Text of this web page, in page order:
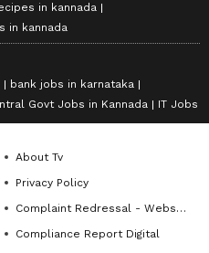
in kannada
in kannada
bank jobs in karnataka
Govt Jobs in Kannada IT Jobs
About Tv
Privacy Policy
Complaint Redressal - Website
Compliance Report Digital